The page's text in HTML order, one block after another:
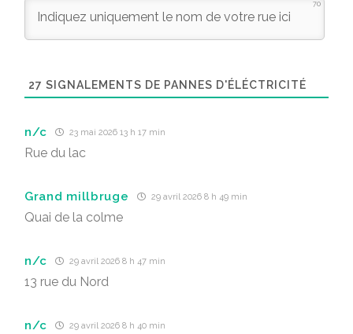
70
27 SIGNALEMENTS DE PANNES D'ÉLÉCTRICITÉ
n/c 23 mai 2026 13 h 17 min
Rue du lac
Grand millbruge 29 avril 2026 8 h 49 min
Quai de la colme
n/c 29 avril 2026 8 h 47 min
13 rue du Nord
n/c 29 avril 2026 8 h 40 min